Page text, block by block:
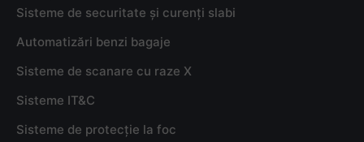
Sisteme de securitate și curenți slabi
Automatizări benzi bagaje
Sisteme de scanare cu raze X
Sisteme IT&C
Sisteme de protecție la foc